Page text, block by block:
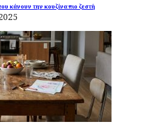
κάνουν την κουζίνα πιο ζεστή